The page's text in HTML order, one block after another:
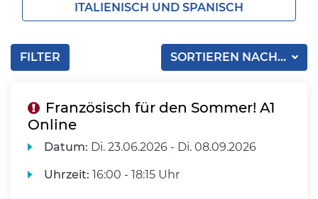
ITALIENISCH UND SPANISCH
SORTIEREN NACH...
FILTER
Französisch für den Sommer! A1
Online
Datum: Di. 23.06.2026 - Di. 08.09.2026
Uhrzeit: 16:00 - 18:15 Uhr